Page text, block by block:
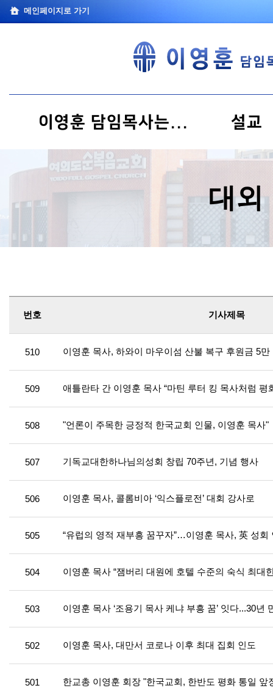
메인페이지로 가기
이영훈 담임목사는... 설교
대외
번호 기사제목
510 이영훈 목사, 하와이 마우이섬 산불 복구 후원금 5만
509 애틀란타 간 이영훈 목사 “마틴 루터 킹 목사처럼 평
508 "언론이 주목한 긍정적 한국교회 인물, 이영훈 목사"
507 기독교대한하나님의성회 창립 70주년, 기념 행사
506 이영훈 목사, 콜롬비아 ‘익스플로전’ 대회 강사로
505 “유럽의 영적 재부흥 꿈꾸자”…이영훈 목사, 英 성회
504 이영훈 목사 “잼버리 대원에 호텔 수준의 숙식 최대
503 이영훈 목사 ‘조용기 목사 케냐 부흥 꿈’ 잇다...30년
502 이영훈 목사, 대만서 코로나 이후 최대 집회 인도
501 한교총 이영훈 회장 "한국교회, 한반도 평화 통일 앞